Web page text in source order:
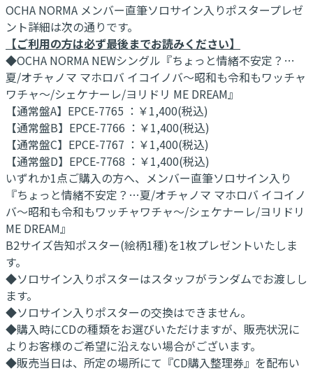
OCHA NORMA メンバー直筆ソロサイン入りポスタープレゼ
ント詳細は次の通りです。
【ご利用の方は必ず最後までお読みください】
◆OCHA NORMA NEWシングル『ちょっと情緒不安定？…
夏/オチャノマ マホロバ イコイノバ～昭和も令和もワッチャ
ワチャ～/シェケナーレ/ヨリドリ ME DREAM』
【通常盤A】EPCE-7765 ：￥1,400(税込)
【通常盤B】EPCE-7766 ：￥1,400(税込)
【通常盤C】EPCE-7767 ：￥1,400(税込)
【通常盤D】EPCE-7768 ：￥1,400(税込)
いずれか1点ご購入の方へ、メンバー直筆ソロサイン入り
『ちょっと情緒不安定？…夏/オチャノマ マホロバ イコイノ
バ～昭和も令和もワッチャワチャ～/シェケナーレ/ヨリドリ
ME DREAM』
B2サイズ告知ポスター(絵柄1種)を1枚プレゼントいたしま
す。
◆ソロサイン入りポスターはスタッフがランダムでお渡しし
ます。
◆ソロサイン入りポスターの交換はできません。
◆購入時にCDの種類をお選びいただけますが、販売状況に
よりお客様のご希望に沿えない場合がございます。
◆販売当日は、所定の場所にて『CD購入整理券』を配布い